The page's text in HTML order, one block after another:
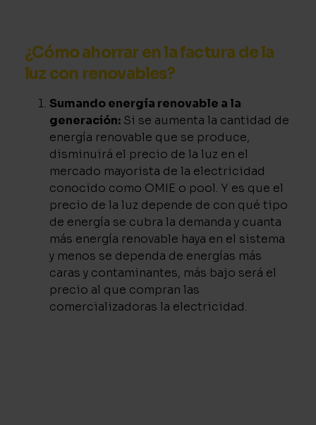
¿Cómo ahorrar en la factura de la
luz con renovables?
Sumando energía renovable a la
generación: Si se aumenta la cantidad de
energía renovable que se produce,
disminuirá el precio de la luz en el
mercado mayorista de la electricidad
conocido como OMIE o pool. Y es que el
precio de la luz depende de con qué tipo
de energía se cubra la demanda y cuanta
más energía renovable haya en el sistema
y menos se dependa de energías más
caras y contaminantes, más bajo será el
precio al que compran las
comercializadoras la electricidad.